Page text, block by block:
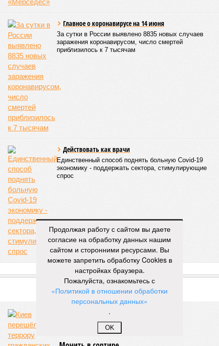
Главное о коронавирусе на 14 июня
За сутки в России выявлено 8835 новых случаев
заражения коронавирусом, число смертей
приблизилось к 7 тысячам
Действовать как врачи
Единственный способ поднять больную Covid-19
экономику - поддержать сектора, стимулирующие
спрос
ПОПУЛЯРНОЕ
Продолжая работу с сайтом вы даете
согласие на обработку данных нашим
сайтом и сторонними ресурсами. Вы
можете запретить обработку Cookies в
настройках браузера.
Пожалуйста, ознакомьтесь с
«Политикой в отношении обработки
персональных данных»
.
OK